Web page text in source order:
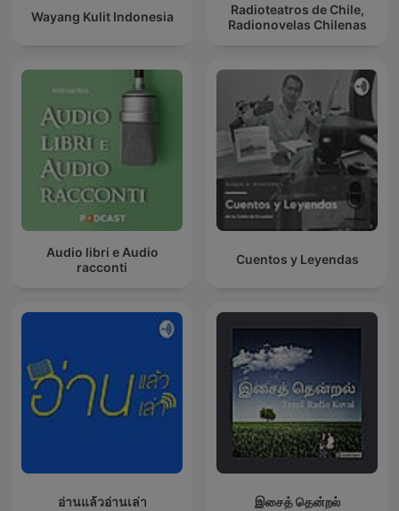
Wayang Kulit Indonesia
Radioteatros de Chile,
Radionovelas Chilenas
Audio libri e Audio
racconti
Cuentos y Leyendas
อ่านแล้วอ่านเล่า இசைத் தென்றல்